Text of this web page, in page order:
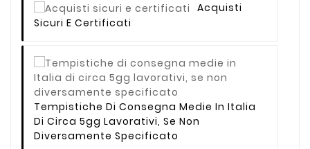
Acquisti
Sicuri E Certificati
Tempistiche Di Consegna Medie In Italia
Di Circa 5gg Lavorativi, Se Non
Diversamente Specificato